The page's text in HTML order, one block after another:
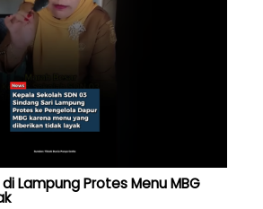
Lampung Protes Menu MBG